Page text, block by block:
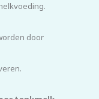
door